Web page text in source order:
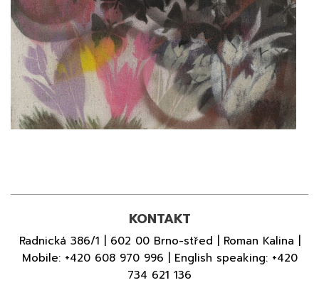
KONTAKT
Radnická 386/1 | 602 00 Brno-střed | Roman Kalina |
Mobile: +420 608 970 996 | English speaking: +420
734 621 136